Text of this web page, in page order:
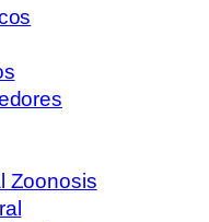
Zoonosis